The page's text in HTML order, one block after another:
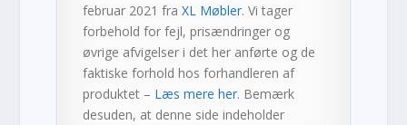
februar 2021 fraXL Møbler. Vi tager
forbehold for fejl, prisændringer og
øvrige afvigelser i det her anførte og de
faktiske forhold hos forhandleren af
produktet – Læs mere her. Bemærk
desuden, at denne side indeholder